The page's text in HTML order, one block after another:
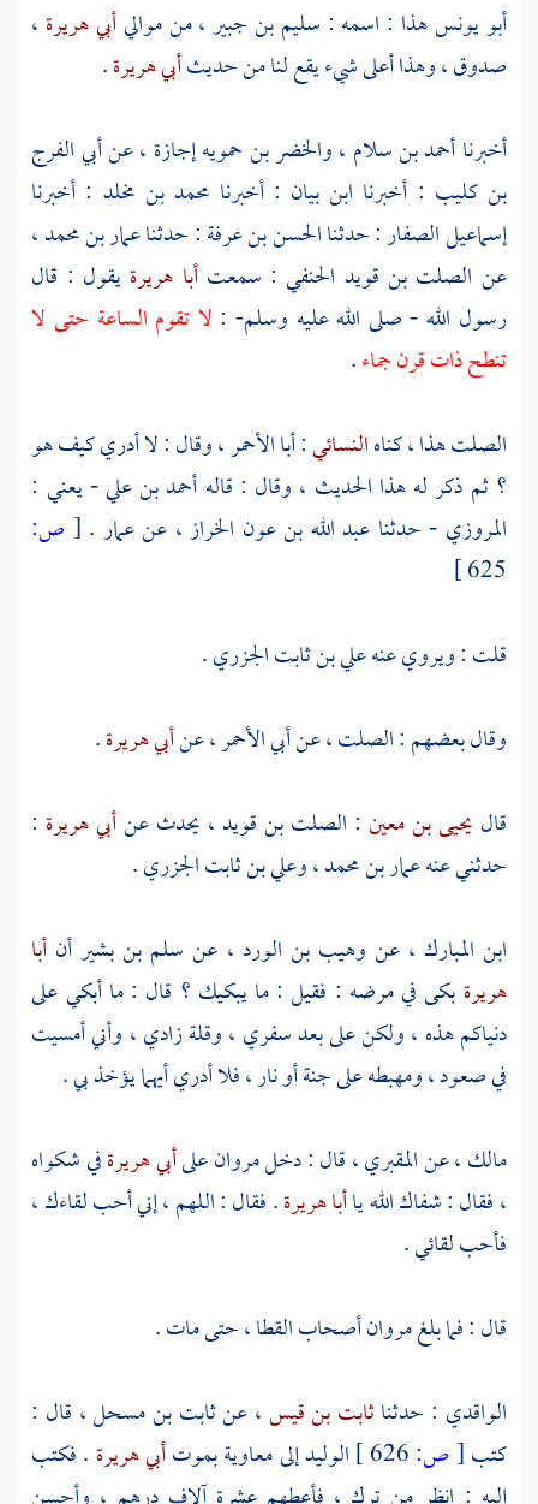
أبو يونسهذا : اسمه : سليم بن جبير، من مواليأبي هريرة ،
صدوق ، وهذا أعلى شيء يقع لنا من حديثأبي هريرة.
أخبرناأحمد بن سلام ،والخضر بن حمويهإجازة ، عنأبي الفرج
بن كليب : أخبرنا ابن بيان : أخبرنا محمد بن مخلد : أخبرنا
إسماعيل الصفار: حدثناالحسن بن عرفة: حدثناعمار بن محمد،
عن الصلت بن قويد الحنفي : سمعتأبا هريرةيقول : قال
رسول الله - صلى الله عليه وسلم- : لا تقوم الساعة حتى لا
تنطح ذات قرن جماء.
الصلتهذا ، كناهالنسائي:أبا الأحمر، وقال : لا أدري كيف هو
؟ ثم ذكر له هذا الحديث ، وقال : قاله أحمد بن علي - يعني :
المروزي - حدثنا عبد الله بن عون الخراز، عنعمار .
[ ص:
625 ]
قلت : ويروي عنهعلي بن ثابت الجزري.
وقال بعضهم :الصلت، عنأبي الأحمر، عنأبي هريرة.
قال يحيى بن معين : الصلت بن قويد، يحدث عنأبي هريرة :
حدثني عنهعمار بن محمد،وعلي بن ثابت الجزري.
ابن المبارك ، عن وهيب بن الورد ، عن سلم بن بشيرأن أبا
هريرة بكى في مرضه : فقيل : ما يبكيك ؟ قال : ما أبكي على
دنياكم هذه ، ولكن على بعد سفري ، وقلة زادي ، وأني أمسيت
في صعود ، ومهبطه على جنة أو نار ، فلا أدري أيهما يؤخذ بي .
مالك، عنالمقبري، قال : دخلمروانعلىأبي هريرةفي شكواه
، فقال : شفاك الله ياأبا هريرة. فقال : اللهم ، إني أحب لقاءك ،
فأحب لقائي .
قال : فما بلغمروانأصحاب القطا ، حتى مات .
الواقدي : حدثناثابت بن قيس، عنثابت بن مسحل، قال :
كتب[ص: الوليدإلىمعاويةبموتأبي هريرة . فكتب